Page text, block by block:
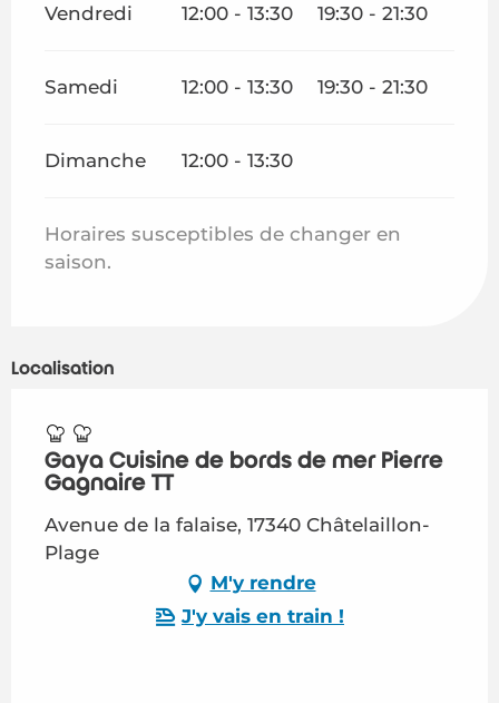
Vendredi 12:00 - 13:30 19:30 - 21:30
Samedi 12:00 - 13:30 19:30 - 21:30
Dimanche 12:00 - 13:30
Horaires susceptibles de changer en
saison.
Localisation
Gaya Cuisine de bords de mer Pierre
Gagnaire TT
Avenue de la falaise, 17340 Châtelaillon-
Plage
M'y rendre
J'y vais en train !